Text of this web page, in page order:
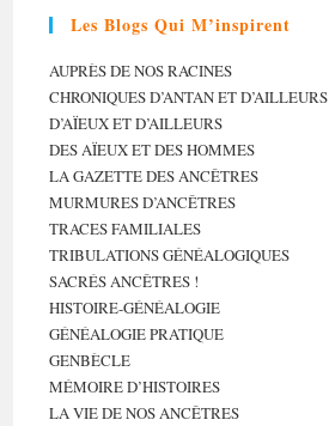
Les Blogs Qui M’inspirent
AUPRÈS DE NOS RACINES
CHRONIQUES D’ANTAN ET D’AILLEURS
D’AÏEUX ET D’AILLEURS
DES AÏEUX ET DES HOMMES
LA GAZETTE DES ANCÊTRES
MURMURES D’ANCÊTRES
TRACES FAMILIALES
TRIBULATIONS GÉNÉALOGIQUES
SACRÉS ANCÊTRES !
HISTOIRE-GÉNÉALOGIE
GÉNÉALOGIE PRATIQUE
GENBÈCLE
MÉMOIRE D’HISTOIRES
LA VIE DE NOS ANCÊTRES